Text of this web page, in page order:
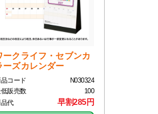
ークライフ・セブンカ
ーズカレンダー
コード
N030324
販売数
100
代
早割285円